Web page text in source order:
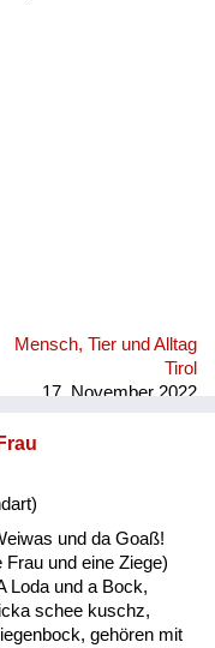
Mensch, Tier und Alltag
Tirol
17. November 2022
und da Goaß!
und eine Ziege)
Loda und a Bock,
schee kuschz,
gehören mit